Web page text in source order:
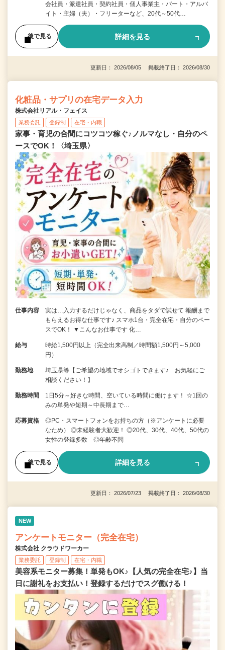
会社員・派遣社員・契約社員・個人事業主・パート・アルバ
イト・主婦（夫）・フリーターなど、20代～50代…
後で見る 詳細を見る
更新日： 2026/08/05 掲載終了日： 2026/08/30
化粧品・サプリの在宅データ入力
株式会社リアル・フェイス
業務委託 登録制 在宅・内職
家事・育児の合間にコツコツ稼ぐ♪ノルマなし・自分のペ
ースでOK！〈埼玉県〉
仕事内容
実は…入力するだけじゃなく、商品をタダで試せて 報酬まで
もらえるお得な仕事です♪ スマホ1台・完全在宅・自分のペー
スでOK！ ▼こんなお仕事です 化…
給与
時給1,500円以上（完全出来高制／時間額1,500円～5,000
円）
勤務地
埼玉県等【ご希望の地域でオシゴトできます♪ お気軽にご
相談ください！】
勤務時間
1日5分～好きな時間、空いている時間に働けます！ ☆1回の
みの単発や短期～中長期まで…
応募資格
◎PC・スマートフォンをお持ちの方（※アンケートに必要
なため） ◎未経験者大歓迎！ ◎20代、30代、40代、50代の
女性の登録多数 ◎年齢不問
後で見る 詳細を見る
更新日： 2026/07/23 掲載終了日： 2026/08/30
NEW
アンケートモニター（完全在宅）
株式会社 クラウドワーカー
業務委託 登録制 在宅・内職
美容系モニター募集！単発もOK♪【人気の完全在宅♪】当
日に謝礼をお支払い！登録するだけでスグ働ける！